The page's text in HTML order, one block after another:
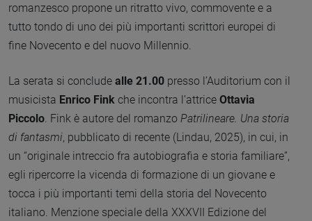
romanzesco propone un ritratto vivo, commovente e a
tutto tondo di uno dei più importanti scrittori europei di
fine Novecento e del nuovo Millennio.
La serata si conclude alle 21.00 presso l’Auditorium con il
musicista Enrico Fink che incontra l’attrice Ottavia
Piccolo . Fink è autore del romanzo Patrilineare. Una storia
di fantasmi, pubblicato di recente (Lindau, 2025), in cui, in
un “originale intreccio fra autobiografia e storia familiare”,
egli ripercorre la vicenda di formazione di un giovane e
tocca i più importanti temi della storia del Novecento
italiano. Menzione speciale della XXXVII Edizione del